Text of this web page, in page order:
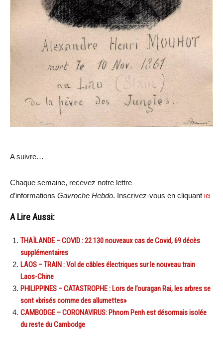
A suivre…
Chaque semaine, recevez notre lettre
d’informations Gavroche Hebdo. Inscrivez-vous en cliquant ici
A Lire Aussi:
THAÏLANDE – COVID : 22 130 nouveaux cas de Covid, 69 décès
supplémentaires
LAOS – TRAIN : Vol de câbles électriques sur le nouveau train
Laos-Chine
PHILIPPINES – CATASTROPHE : Lors de l’ouragan Rai, les arbres se
sont «brisés comme des allumettes»
CAMBODGE – CORONAVIRUS: Phnom Penh est désormais isolée
du reste du Cambodge